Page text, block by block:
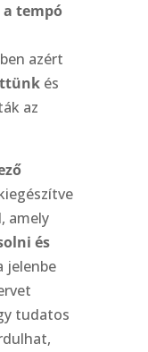
a tempó
azért
és
az
amely
és
jelenbe
tudatos